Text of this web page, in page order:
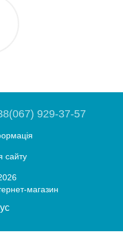
929-37-57
сайту
магазин